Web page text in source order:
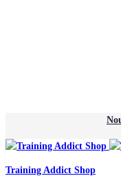
Training Addict Shop